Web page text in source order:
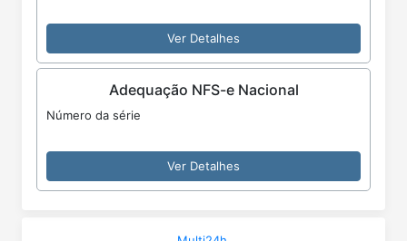
Ver Detalhes
Adequação NFS-e Nacional
Número da série
Ver Detalhes